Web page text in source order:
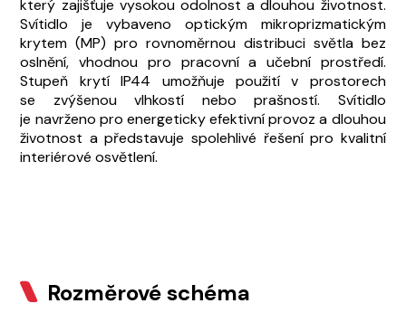
který zajišťuje vysokou odolnost a dlouhou životnost.
Svítidlo je vybaveno optickým mikroprizmatickým
krytem (MP) pro rovnoměrnou distribuci světla bez
oslnění, vhodnou pro pracovní a učební prostředí.
Stupeň krytí IP44 umožňuje použití v prostorech
se zvýšenou vlhkostí nebo prašností. Svítidlo
je navrženo pro energeticky efektivní provoz a dlouhou
životnost a představuje spolehlivé řešení pro kvalitní
interiérové osvětlení.
Rozměrové schéma